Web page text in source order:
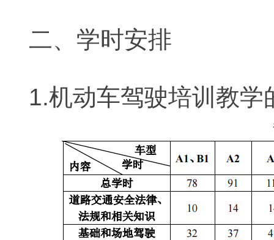
二、学时安排
1.机动车驾驶培训教